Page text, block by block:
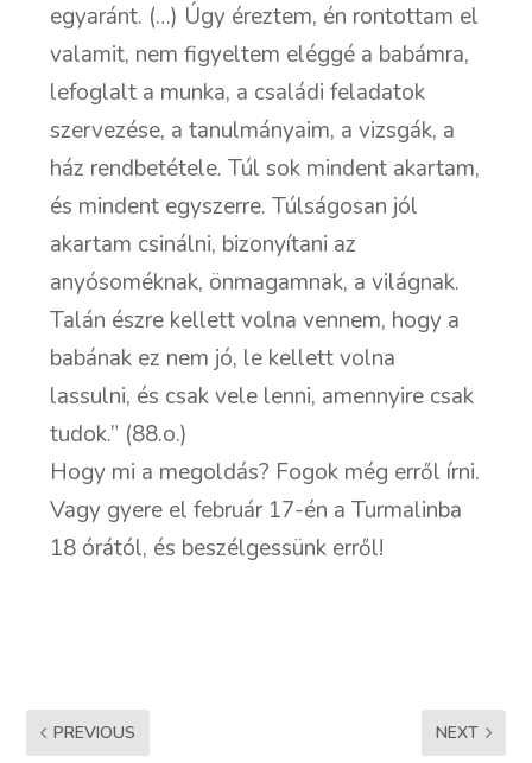
egyaránt. (…) Úgy éreztem, én rontottam el
valamit, nem figyeltem eléggé a babámra,
lefoglalt a munka, a családi feladatok
szervezése, a tanulmányaim, a vizsgák, a
ház rendbetétele. Túl sok mindent akartam,
és mindent egyszerre. Túlságosan jól
akartam csinálni, bizonyítani az
anyósoméknak, önmagamnak, a világnak.
Talán észre kellett volna vennem, hogy a
babának ez nem jó, le kellett volna
lassulni, és csak vele lenni, amennyire csak
tudok.” (88.o.)
Hogy mi a megoldás? Fogok még erről írni.
Vagy gyere el február 17-én a Turmalinba
18 órától, és beszélgessünk erről!
PREVIOUS NEXT